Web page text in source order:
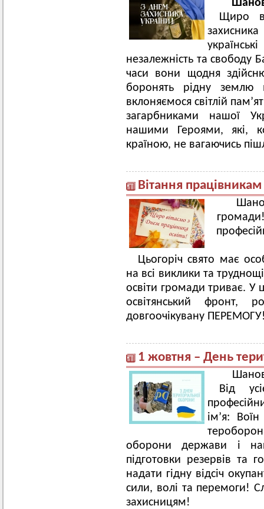
Щиро
захисника
незалежність та свободу
часи вони щодня
боронять рідну землю
вклоняємося світлій
загарбниками нашої
нашими Героями, які,
країною, не вагаючись
Вітання
Цьогоріч свято має
на всі виклики та
освіти громади триває. У
освітянський
довгоочікувану
1 жовтня – День
Від
ім’я:
оборони держави і
підготовки резервів та
надати гідну відсіч
сили, волі та перемоги!
захисницям!